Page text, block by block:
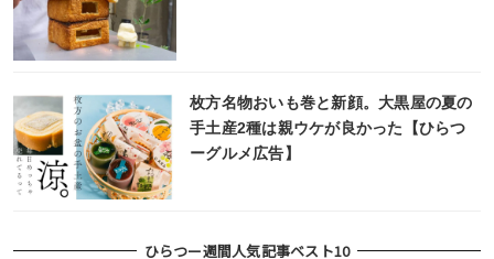
枚方名物おいも巻と新顔。大黒屋の夏の
手土産2種は親ウケが良かった【ひらつ
ーグルメ広告】
ひらつー週間人気記事ベスト10